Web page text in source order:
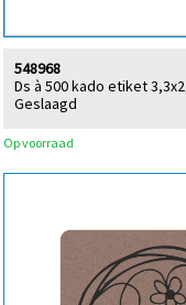
Ds à 500 kado etiket
Geslaagd
548968
Op voorraad